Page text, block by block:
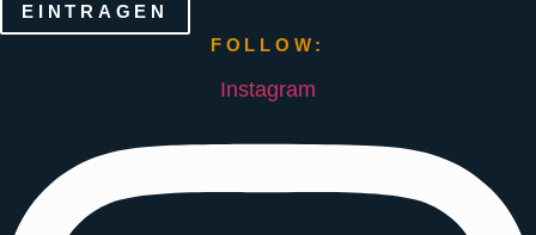
EINTRAGEN
FOLLOW:
Instagram